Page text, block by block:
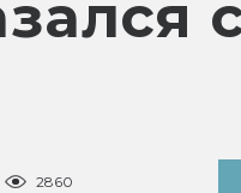
2860